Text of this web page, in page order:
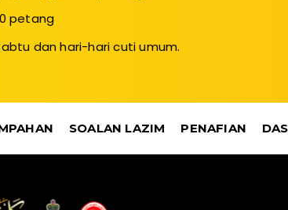
petang
dan hari-hari cuti umum.
SOALAN LAZIM PENAFIAN